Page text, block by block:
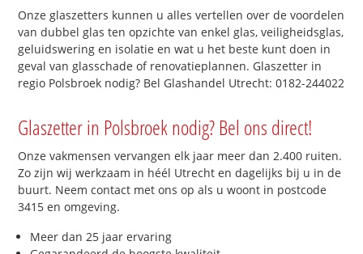
Onze glaszetters kunnen u alles vertellen over de voordelen
van dubbel glas ten opzichte van enkel glas, veiligheidsglas,
geluidswering en isolatie en wat u het beste kunt doen in
geval van glasschade of renovatieplannen. Glaszetter in
regio Polsbroek nodig? Bel Glashandel Utrecht: 0182-244022
Glaszetter in Polsbroek nodig? Bel ons direct!
Onze vakmensen vervangen elk jaar meer dan 2.400 ruiten.
Zo zijn wij werkzaam in héél Utrecht en dagelijks bij u in de
buurt. Neem contact met ons op als u woont in postcode
3415 en omgeving.
Meer dan 25 jaar ervaring